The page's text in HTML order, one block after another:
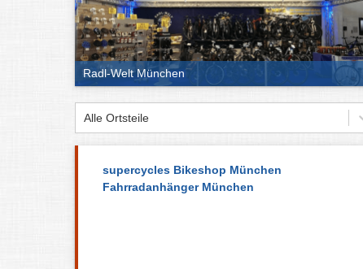
Radl-Welt München
Alle Ortsteile
supercycles Bikeshop München
Fahrradanhänger München